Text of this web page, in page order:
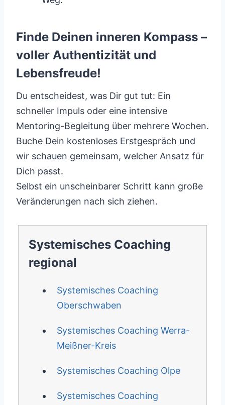
Finde Deinen inneren Kompass –
voller Authentizität und
Lebensfreude!
Du entscheidest, was Dir gut tut: Ein
schneller Impuls oder eine intensive
Mentoring-Begleitung über mehrere Wochen.
Buche Dein kostenloses Erstgespräch und
wir schauen gemeinsam, welcher Ansatz für
Dich passt.
Selbst ein unscheinbarer Schritt kann große
Veränderungen nach sich ziehen.
Systemisches Coaching
regional
Systemisches Coaching
Oberschwaben
Systemisches Coaching Werra-
Meißner-Kreis
Systemisches Coaching Olpe
Systemisches Coaching